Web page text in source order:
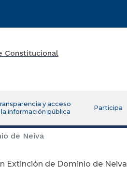
y acceso
la información pública
Participa
de Neiva
Extinción de Dominio de Neiva